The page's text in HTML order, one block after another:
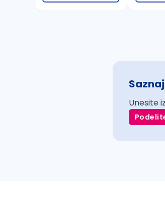
Unesite